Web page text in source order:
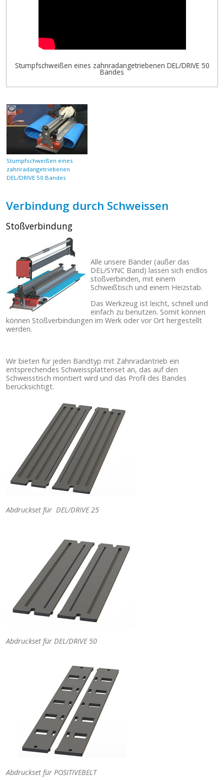
Stumpfschweißen eines zahnradangetriebenen DEL/DRIVE 50
Bandes
Stumpfschweißen eines
zahnradangetriebenen
DEL/DRIVE 50 Bandes
Verbindung durch Schweissen
Stoßverbindung
Alle unsere Bänder (außer das
DEL/SYNC Band) lassen sich endlos
stoßverbinden, mit einem
Schweißtisch und einem Heizstab.
Das Werkzeug ist leicht, schnell und
einfach zu benutzen. Somit können
können Stoßverbindungen im Werk oder vor Ort hergestellt
werden.
Wir bieten für jeden Bandtyp mit Zahnradantrieb ein
entsprechendes Schweissplattenset an, das auf den
Schweisstisch montiert wird und das Profil des Bandes
berücksichtigt.
Abdruckset für DEL/DRIVE 25
Abdruckset für DEL/DRIVE 50
Abdruckset für POSITIVEBELT